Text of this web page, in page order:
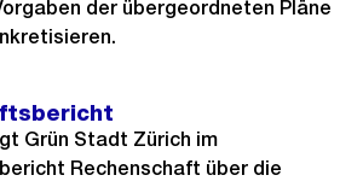
der übergeordneten Pläne
Grün Stadt Zürich im
Rechenschaft über die